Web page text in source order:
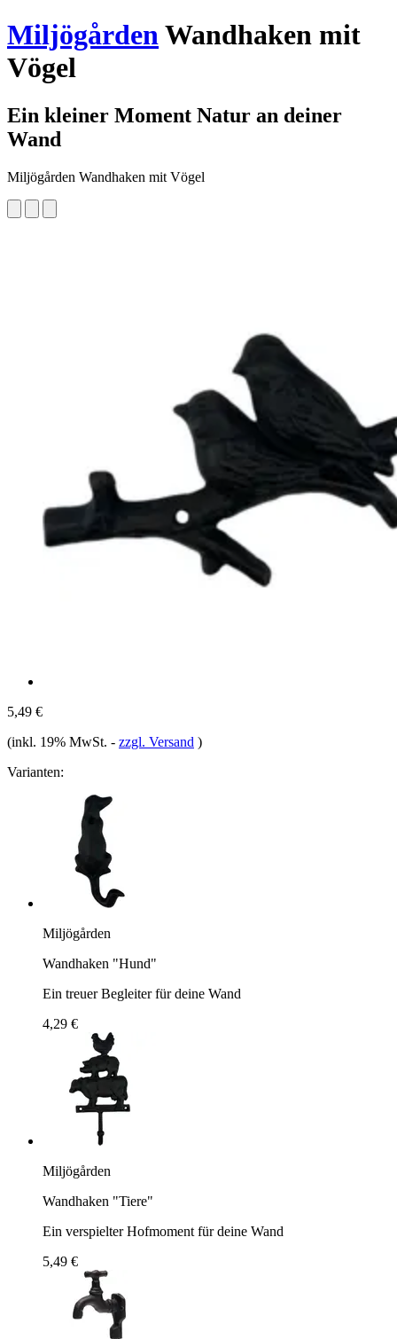
MiljögårdenWandhaken mit
Vögel
Ein kleiner Moment Natur an deiner
Wand
Miljögården Wandhaken mit Vögel
5,49 €
(inkl. 19% MwSt. - zzgl. Versand )
Varianten:
Miljögården
Wandhaken "Hund"
Ein treuer Begleiter für deine Wand
4,29 €
Miljögården
Wandhaken "Tiere"
Ein verspielter Hofmoment für deine Wand
5,49 €